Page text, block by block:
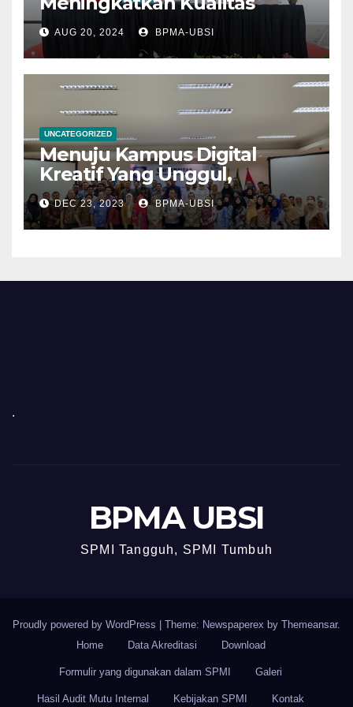
melalui Bimtek Audit Mutu
Internal 2024
AUG 20, 2024 BPMA-UBSI
UNCATEGORIZED
Menuju Kampus Digital
Kreatif Yang Unggul,
Universitas Bina Sarana
Informatika Optimalkan
Tindak Lanjut Temuan AMI
DEC 23, 2023 BPMA-UBSI
.
BPMA UBSI
SPMI Tangguh, SPMI Tumbuh
Proudly powered by WordPress Theme: Newspaperex by Themeansar.
Home
Data Akreditasi Download
Formulir yang digunakan dalam SPMI Galeri
Hasil Audit Mutu Internal Kebijakan SPMI Kontak